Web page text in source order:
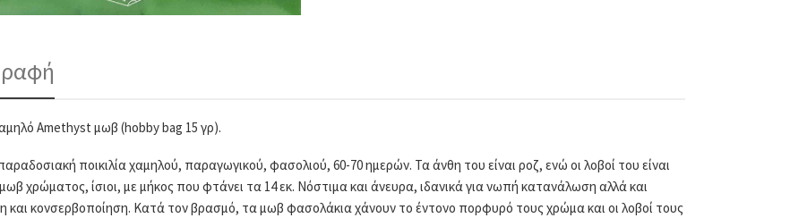
Amethyst μωβ (hobby bag 15 γρ).
ποικιλία χαμηλού, παραγωγικού, φασολιού, 60-70 ημερών. Τα άνθη του είναι ροζ, ενώ οι λοβοί του είναι
χρώματος, ίσιοι, με μήκος που φτάνει τα 14 εκ. Νόστιμα και άνευρα, ιδανικά για νωπή κατανάλωση αλλά και
και κονσερβοποίηση. Κατά τον βρασμό, τα μωβ φασολάκια χάνουν το έντονο πορφυρό τους χρώμα και οι λοβοί τους